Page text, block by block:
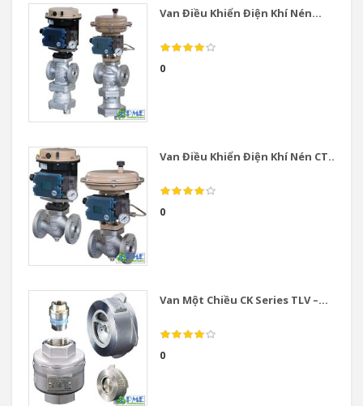
Van Điều Khiển Điện Khí Nén...
0
Van Điều Khiển Điện Khí Nén CT...
0
Van Một Chiều CK Series TLV –...
0